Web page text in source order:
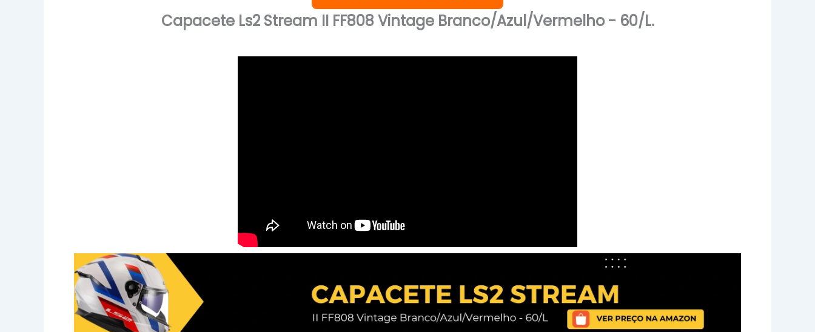
Capacete Ls2 Stream II FF808 Vintage Branco/Azul/Vermelho - 60/L.